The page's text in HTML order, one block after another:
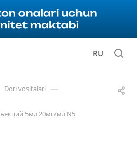
RU
Dori vositalari —
5мл 20мг/мл N5